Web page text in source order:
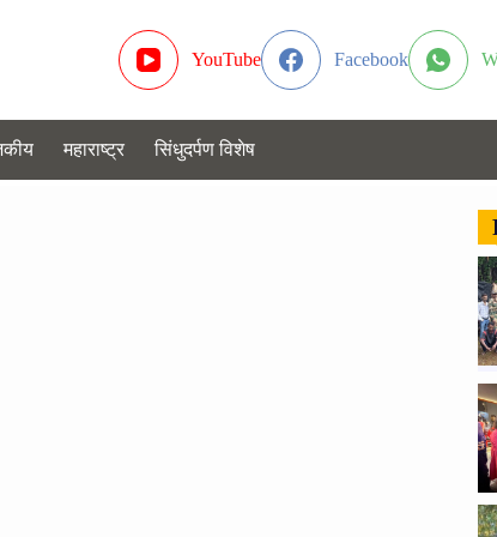
YouTube Facebook
महाराष्ट्र सिंधुदर्पण विशेष